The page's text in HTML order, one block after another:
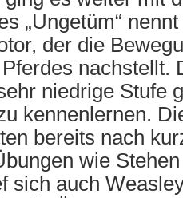
„Ungetüm“
der die
nachstellt.
niedrige Stufe
kennenlernen.
bereits nach
wie
sich auch